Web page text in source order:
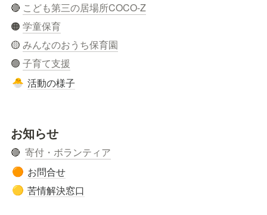
🔴 こども第三の居場所COCO-Z
🟠 学童保育
🟡 みんなのおうち保育園
🟢 子育て支援
🐣 活動の様子
お知らせ
🔴 寄付・ボランティア
🟠 お問合せ
🟡 苦情解決窓口